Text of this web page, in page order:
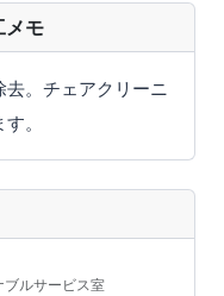
メモ
。チェアクリーニ
。
ブルサービス室